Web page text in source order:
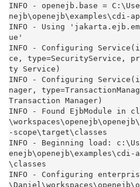
INFO - openejb.base =
nejb\openejb\examples\cdi-
INFO - Using
ue'
INFO - Configuring
ce, type=SecurityService,
ty Service)
INFO - Configuring
nager,
Transaction Manager)
INFO - Found EjbModule in
-scope\target\classes
INFO - Beginning load:
\classes
INFO - Configuring